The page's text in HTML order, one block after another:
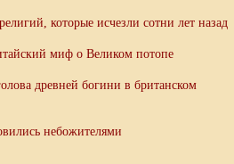
которые исчезли сотни лет назад
миф о Великом потопе
древней богини в британском
небожителями